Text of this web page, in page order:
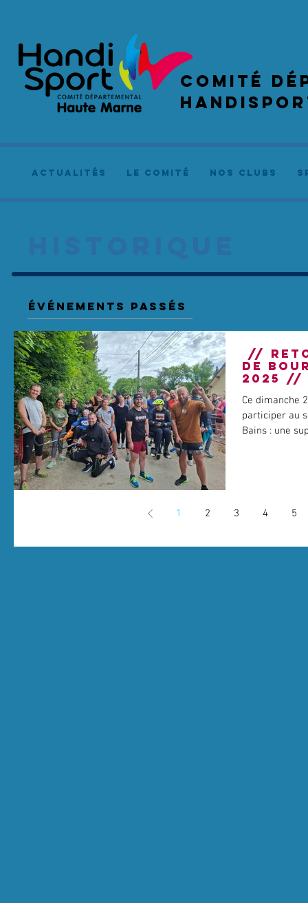
COMIté
actualités le comité NOS CLUBS
événements Passés
//
DE
2025 //
Ce dimanche
participer au
Bains : une
1 2 3 4 5